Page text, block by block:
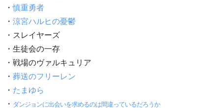
・慎重勇者
・ 涼宮ハルヒの憂鬱
・スレイヤーズ
・生徒会の一存
・戦場のヴァルキュリア
・ 葬送のフリーレン
・ たまゆら
・ ダンジョンに出会いを求めるのは間違っているだろうか